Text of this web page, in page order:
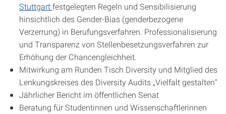
Stuttgartfestgelegten Regeln und Sensibilisierung
hinsichtlich des Gender-Bias (genderbezogene
Verzerrung) in Berufungsverfahren. Professionalisierung
und Transparenz von Stellenbesetzungsverfahren zur
Erhöhung der Chancengleichheit.
Mitwirkung am Runden Tisch Diversity und Mitglied des
Lenkungskreises des Diversity Audits „Vielfalt gestalten“
Jährlicher Bericht im öffentlichen Senat
Beratung für Studentinnen und Wissenschaftlerinnen